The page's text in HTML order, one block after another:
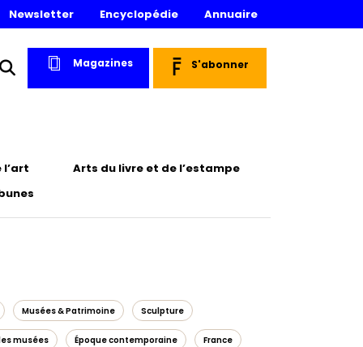
Newsletter Encyclopédie Annuaire
Magazines S'abonner
l’art
Arts du livre et de l’estampe
Musées & Patrimoine Sculpture
musées Époque contemporaine France